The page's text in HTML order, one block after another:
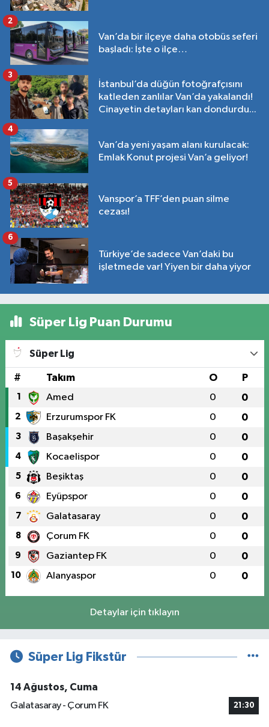
Van’da bir ilçeye daha otobüs seferi
başladı: İşte o ilçe…
2
İstanbul’da düğün fotoğrafçısını
katleden zanlılar Van’da yakalandı!
Cinayetin detayları kan dondurdu...
3
Van’da yeni yaşam alanı kurulacak:
Emlak Konut projesi Van’a geliyor!
4
Vanspor’a TFF’den puan silme
cezası!
5
Türkiye’de sadece Van’daki bu
işletmede var! Yiyen bir daha yiyor
6
Süper Lig Puan Durumu
Süper Lig
# Takım O P
1 Amed 0 0
2 Erzurumspor FK 0 0
3 Başakşehir 0 0
4 Kocaelispor 0 0
5 Beşiktaş 0 0
6 Eyüpspor 0 0
7 Galatasaray 0 0
8 Çorum FK 0 0
9 Gaziantep FK 0 0
10 Alanyaspor 0 0
Detaylar için tıklayın
Süper Lig Fikstür
14 Ağustos, Cuma
Galatasaray - Çorum FK
21:30